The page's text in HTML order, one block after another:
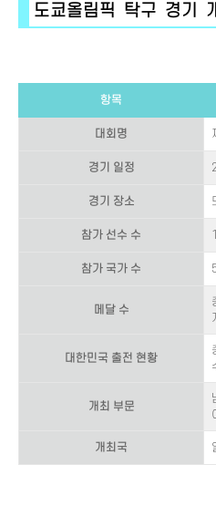
도쿄올림픽 탁구 경기
항목
대회명
경기 일정
경기 장소
참가 선수 수
참가 국가 수
메달 수
대한민국 출전 현황
개최 부문
개최국